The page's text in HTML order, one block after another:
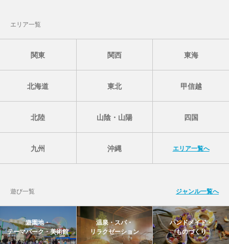
エリア一覧
関東 関西 東海
北海道 東北 甲信越
北陸 山陰・山陽 四国
九州 沖縄 エリア一覧へ
遊び一覧 ジャンル一覧へ
遊園地・
テーマパーク・美術館
温泉・スパ・
リラクゼーション
ハンドメイド・
ものづくり